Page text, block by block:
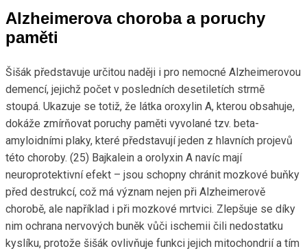
Alzheimerova choroba a poruchy
paměti
Šišák představuje určitou naději i pro nemocné Alzheimerovou
demencí, jejichž počet v posledních desetiletích strmě
stoupá. Ukazuje se totiž, že látka oroxylin A, kterou obsahuje,
dokáže zmírňovat poruchy paměti vyvolané tzv. beta-
amyloidními plaky, které představují jeden z hlavních projevů
této choroby. (25) Bajkalein a orolyxin A navíc mají
neuroprotektivní efekt – jsou schopny chránit mozkové buňky
před destrukcí, což má význam nejen při Alzheimerově
chorobě, ale například i při mozkové mrtvici. Zlepšuje se díky
nim ochrana nervových buněk vůči ischemii čili nedostatku
kyslíku, protože šišák ovlivňuje funkci jejich mitochondrií a tím